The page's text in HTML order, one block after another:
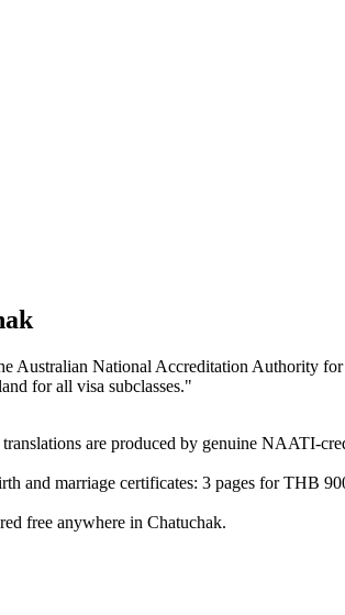
National Accreditation Authority
for all visa subclasses."
are produced by genuine NAATI-
and marriage certificates: 3 pages for THB
free anywhere in Chatuchak.